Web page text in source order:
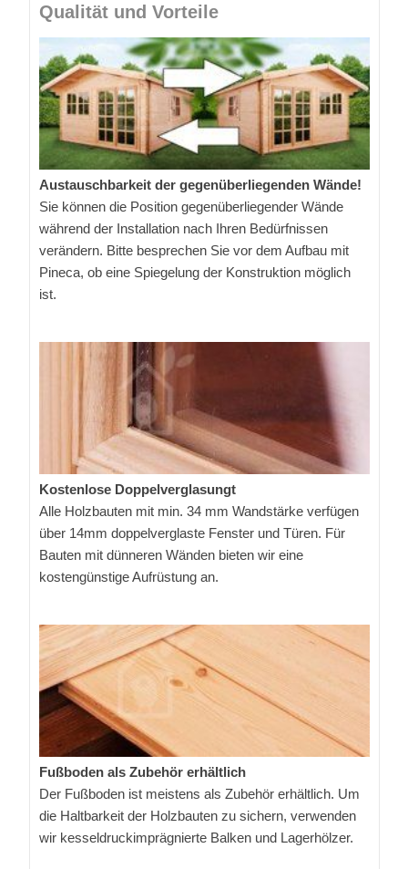
Qualität und Vorteile
Austauschbarkeit der gegenüberliegenden Wände!
Sie können die Position gegenüberliegender Wände
während der Installation nach Ihren Bedürfnissen
verändern. Bitte besprechen Sie vor dem Aufbau mit
Pineca, ob eine Spiegelung der Konstruktion möglich
ist.
Kostenlose Doppelverglasungt
Alle Holzbauten mit min. 34 mm Wandstärke verfügen
über 14mm doppelverglaste Fenster und Türen. Für
Bauten mit dünneren Wänden bieten wir eine
kostengünstige Aufrüstung an.
Fußboden als Zubehör erhältlich
Der Fußboden ist meistens als Zubehör erhältlich. Um
die Haltbarkeit der Holzbauten zu sichern, verwenden
wir kesseldruckimprägnierte Balken und Lagerhölzer.